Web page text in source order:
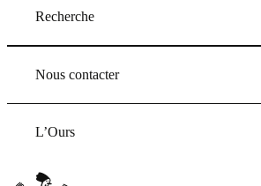
Recherche
Nous contacter
L’Ours